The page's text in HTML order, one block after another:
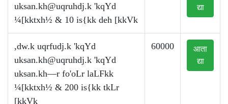
uksan.kh@uqruhdj.k 'kqYd
¼[kktxh½ & 10 is{kk deh [kkVk
द्या
,dw.k uqrfudj.k 'kqYd
uksan.kh@uqruhdj.k 'kqYd
uksan.kh—r fo'oLr laLFkk
¼[kktxh½ & 200 is{kk tkLr
[kkVk
60000
आता
द्या